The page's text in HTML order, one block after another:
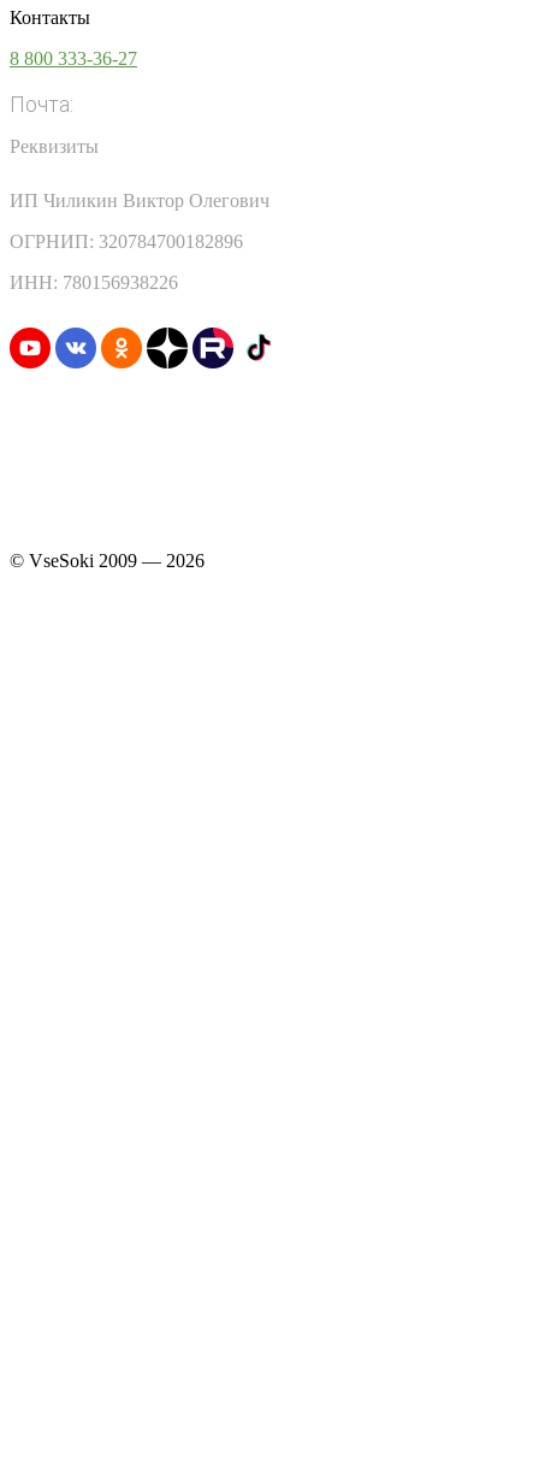
Контакты
8 800 333-36-27
Почта:
Реквизиты
ИП Чиликин Виктор Олегович
ОГРНИП: 320784700182896
ИНН: 780156938226
© VseSoki 2009 — 2026